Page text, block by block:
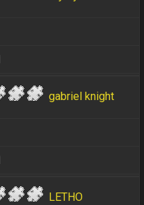
gabriel knight
LETHO